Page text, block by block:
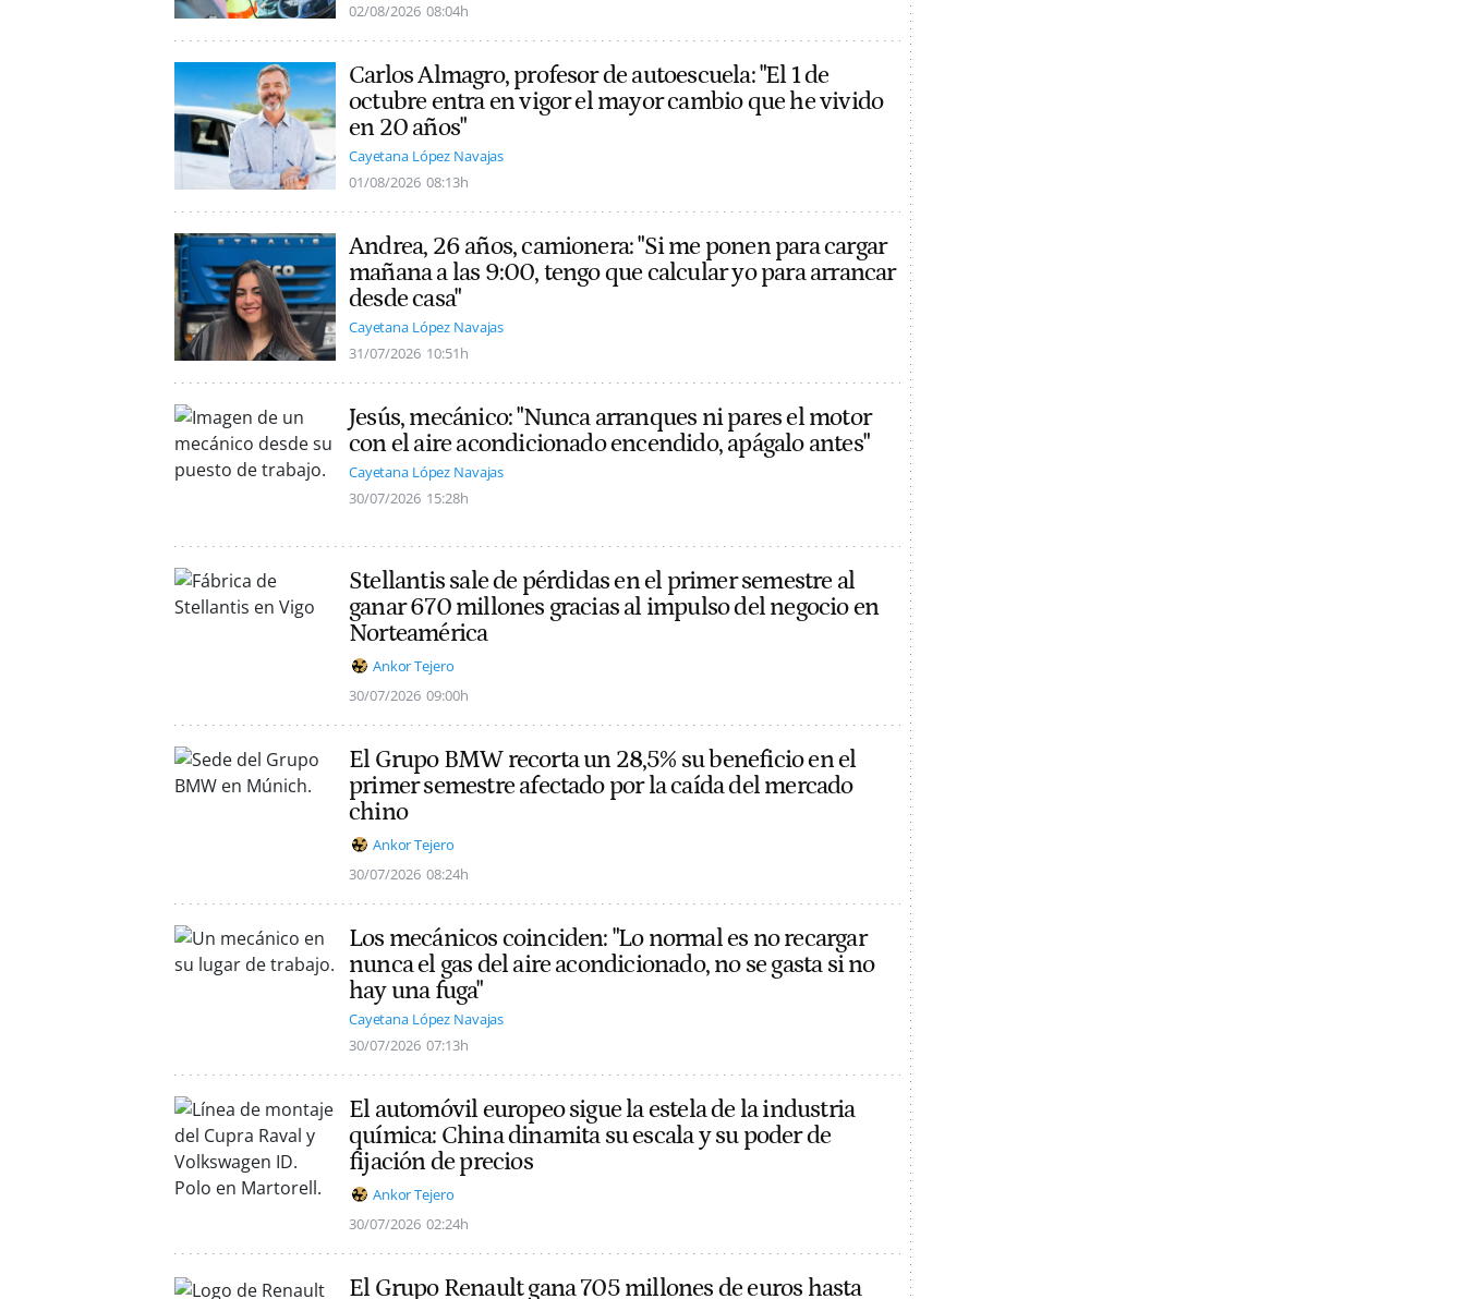
02/08/2026 08:04h
Carlos Almagro, profesor de autoescuela: "El 1 de
octubre entra en vigor el mayor cambio que he vivido
en 20 años"
Cayetana López Navajas
01/08/2026 08:13h
Andrea, 26 años, camionera: "Si me ponen para cargar
mañana a las 9:00, tengo que calcular yo para arrancar
desde casa"
Cayetana López Navajas
31/07/2026 10:51h
Jesús, mecánico: "Nunca arranques ni pares el motor
con el aire acondicionado encendido, apágalo antes"
Cayetana López Navajas
30/07/2026 15:28h
Stellantis sale de pérdidas en el primer semestre al
ganar 670 millones gracias al impulso del negocio en
Norteamérica
Ankor Tejero
30/07/2026 09:00h
El Grupo BMW recorta un 28,5% su beneficio en el
primer semestre afectado por la caída del mercado
chino
Ankor Tejero
30/07/2026 08:24h
Los mecánicos coinciden: "Lo normal es no recargar
nunca el gas del aire acondicionado, no se gasta si no
hay una fuga"
Cayetana López Navajas
30/07/2026 07:13h
El automóvil europeo sigue la estela de la industria
química: China dinamita su escala y su poder de
fijación de precios
Ankor Tejero
30/07/2026 02:24h
El Grupo Renault gana 705 millones de euros hasta